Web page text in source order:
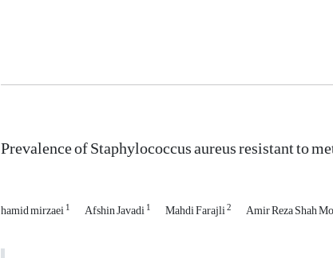
Prevalence of Staphylococcus aureus resistant to
hamid mirzaei1 Afshin Javadi1 Mahdi Farajli2 Amir Reza Shah